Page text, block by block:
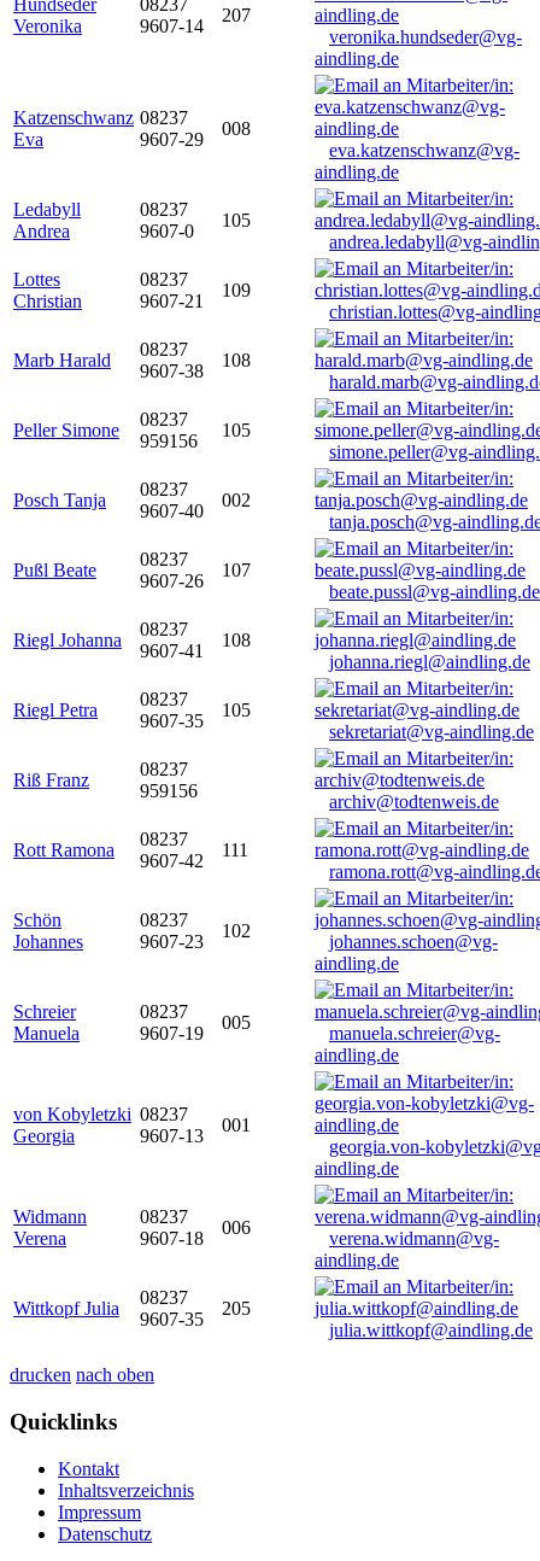
Hundseder
Veronika
08237
9607-14
207
veronika.hundseder@vg-
aindling.de
Katzenschwanz
Eva
08237
9607-29
008
eva.katzenschwanz@vg-
aindling.de
Ledabyll
Andrea
08237
9607-0
105
andrea.ledabyll@vg-
Lottes
Christian
08237
9607-21
109
christian.lottes@vg-
Marb Harald
08237
9607-38
108
harald.marb@vg-
Peller Simone
08237
959156
105
simone.peller@vg-
Posch Tanja
08237
9607-40
002
tanja.posch@vg-
Pußl Beate
08237
9607-26
107
beate.pussl@vg-aindling.de
Riegl Johanna
08237
9607-41
108
johanna.riegl@aindling.de
Riegl Petra
08237
9607-35
105
sekretariat@vg-aindling.de
Riß Franz
08237
959156
archiv@todtenweis.de
Rott Ramona
08237
9607-42
111
ramona.rott@vg-
Schön
Johannes
08237
9607-23
102
johannes.schoen@vg-
aindling.de
Schreier
Manuela
08237
9607-19
005
manuela.schreier@vg-
aindling.de
von Kobyletzki
Georgia
08237
9607-13
001
georgia.von-
aindling.de
Widmann
Verena
08237
9607-18
006
verena.widmann@vg-
aindling.de
Wittkopf Julia
08237
9607-35
205
julia.wittkopf@aindling.de
drucken nach oben
Quicklinks
Kontakt
Inhaltsverzeichnis
Impressum
Datenschutz